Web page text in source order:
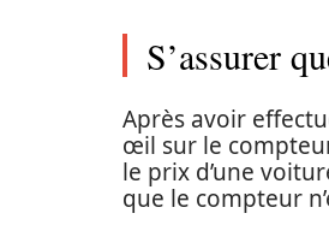
S’assurer
Après avoir
œil sur le
le prix d’une
que le compteur